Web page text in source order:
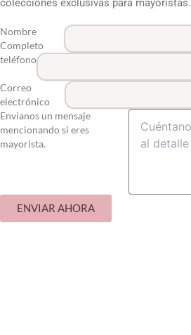
colecciones exclusivas para mayoristas.
Nombre
Completo
teléfono
Correo
electrónico
Envianos un mensaje
mencionando si eres
mayorista.
ENVIAR AHORA